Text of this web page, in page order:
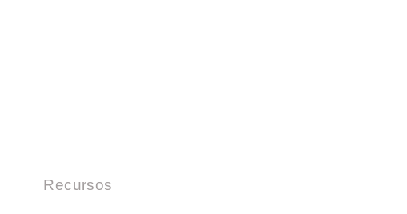
Recursos